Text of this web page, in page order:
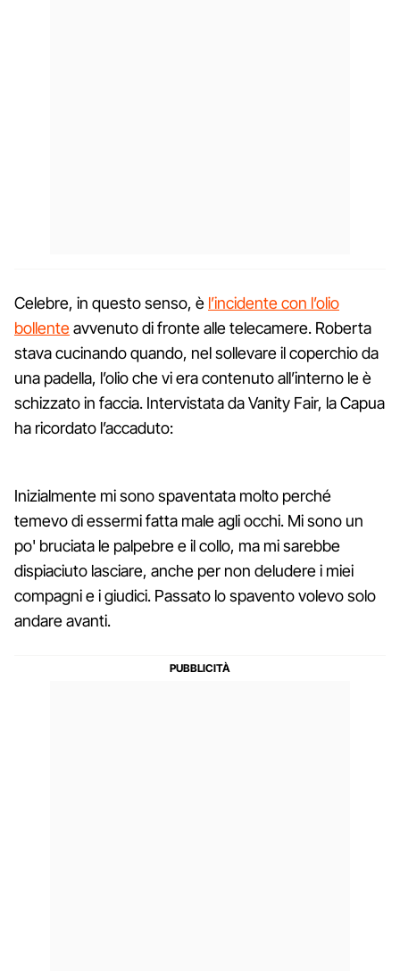
Celebre, in questo senso, è l’incidente con l’olio
bollenteavvenuto di fronte alle telecamere. Roberta
stava cucinando quando, nel sollevare il coperchio da
una padella, l’olio che vi era contenuto all’interno le è
schizzato in faccia. Intervistata da Vanity Fair, la Capua
ha ricordato l’accaduto:
Inizialmente mi sono spaventata molto perché
temevo di essermi fatta male agli occhi. Mi sono un
po' bruciata le palpebre e il collo, ma mi sarebbe
dispiaciuto lasciare, anche per non deludere i miei
compagni e i giudici. Passato lo spavento volevo solo
andare avanti.